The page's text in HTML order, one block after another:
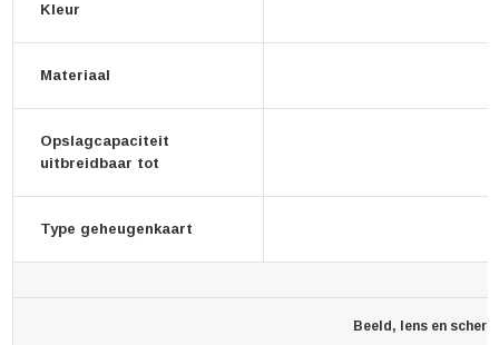
Kleur
Materiaal
Opslagcapaciteit
uitbreidbaar tot
Type geheugenkaart
Beeld, lens en scherm